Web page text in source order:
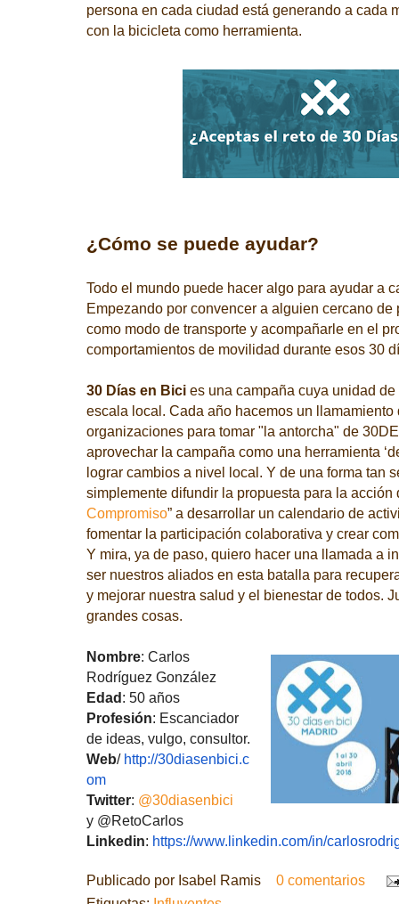
persona en cada ciudad está generando a cada
con la bicicleta como herramienta.
¿Cómo se puede ayudar?
Todo el mundo puede hacer algo para ayudar a
Empezando por convencer a alguien cercano de
como modo de transporte y acompañarle en el
comportamientos de movilidad durante esos 30
30 Días en Bici es una campaña cuya unidad
escala local. Cada año hacemos un
organizaciones para tomar "la antorcha" de
aprovechar la campaña como una herramienta
lograr cambios a nivel local. Y de una forma tan
simplemente difundir la propuesta para la acción
Compromiso” a desarrollar un calendario de
fomentar la participación colaborativa y crear
Y mira, ya de paso, quiero hacer una llamada a
ser nuestros aliados en esta batalla para
y mejorar nuestra salud y el bienestar de todos.
grandes cosas.
Nombre: Carlos
Rodríguez González
Edad: 50 años
Profesión: Escanciador
de ideas, vulgo, consultor.
Web/ http://30diasenbici.c
om
Twitter: @30diasenbici
y @RetoCarlos
Linkedin: https://www.linkedin.com/in/
Publicado por Isabel Ramis
0 comentarios